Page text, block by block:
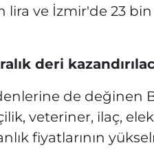
lira ve İzmir'de 23
deri
de değinen
veteriner, ilaç,
fiyatlarının